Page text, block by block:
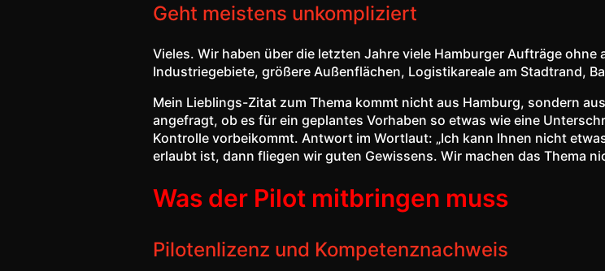
Geht meistens unkompliziert
Vieles. Wir haben über die letzten Jahre viele Hamburger Aufträge
Industriegebiete, größere Außenflächen, Logistikareale am Stadtrand,
Mein Lieblings-Zitat zum Thema kommt nicht aus Hamburg, sondern
angefragt, ob es für ein geplantes Vorhaben so etwas wie eine
Kontrolle vorbeikommt. Antwort im Wortlaut: „Ich kann Ihnen nicht
erlaubt ist, dann fliegen wir guten Gewissens. Wir machen das Thema
Was der Pilot mitbringen muss
Pilotenlizenz und Kompetenznachweis